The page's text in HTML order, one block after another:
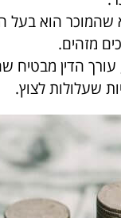
שהמוכר הוא בעל
מזהים.
עורך הדין
שעלולות לצוץ.